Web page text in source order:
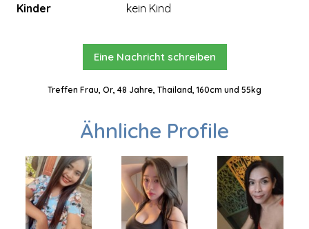
Kinder
kein Kind
Eine Nachricht schreiben
Treffen Frau, Or, 48 Jahre, Thailand, 160cm und 55kg
Ähnliche Profile